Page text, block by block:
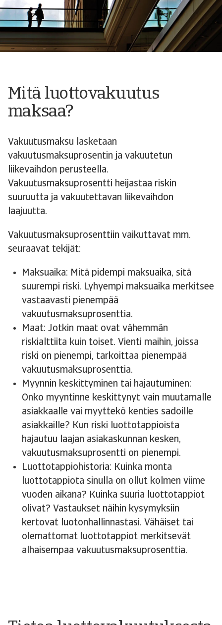
Mitä luottovakuutus
maksaa?
Vakuutusmaksu lasketaan
vakuutusmaksuprosentin ja vakuutetun
liikevaihdon perusteella.
Vakuutusmaksuprosentti heijastaa riskin
suuruutta ja vakuutettavan liikevaihdon
laajuutta.
Vakuutusmaksuprosenttiin vaikuttavat mm.
seuraavat tekijät:
Maksuaika: Mitä pidempi maksuaika, sitä
suurempi riski. Lyhyempi maksuaika merkitsee
vastaavasti pienempää
vakuutusmaksuprosenttia.
Maat: Jotkin maat ovat vähemmän
riskialttiita kuin toiset. Vienti maihin, joissa
riski on pienempi, tarkoittaa pienempää
vakuutusmaksuprosenttia.
Myynnin keskittyminen tai hajautuminen:
Onko myyntinne keskittynyt vain muutamalle
asiakkaalle vai myyttekö kenties sadoille
asiakkaille? Kun riski luottotappioista
hajautuu laajan asiakaskunnan kesken,
vakuutusmaksuprosentti on pienempi.
Luottotappiohistoria: Kuinka monta
luottotappiota sinulla on ollut kolmen viime
vuoden aikana? Kuinka suuria luottotappiot
olivat? Vastaukset näihin kysymyksiin
kertovat luotonhallinnastasi. Vähäiset tai
olemattomat luottotappiot merkitsevät
alhaisempaa vakuutusmaksuprosenttia.